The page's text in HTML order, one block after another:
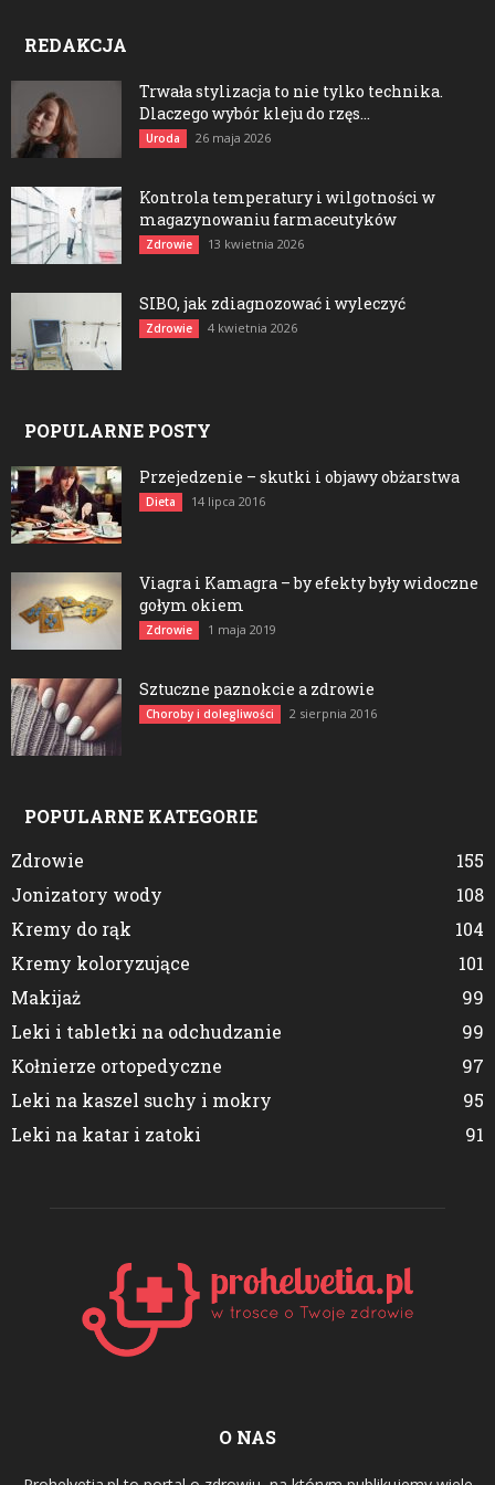
REDAKCJA
Trwała stylizacja to nie tylko technika.
Dlaczego wybór kleju do rzęs...
Uroda 26 maja 2026
Kontrola temperatury i wilgotności w
magazynowaniu farmaceutyków
Zdrowie 13 kwietnia 2026
SIBO, jak zdiagnozować i wyleczyć
Zdrowie 4 kwietnia 2026
POPULARNE POSTY
Przejedzenie – skutki i objawy obżarstwa
Dieta 14 lipca 2016
Viagra i Kamagra – by efekty były widoczne
gołym okiem
Zdrowie 1 maja 2019
Sztuczne paznokcie a zdrowie
Choroby i dolegliwości 2 sierpnia 2016
POPULARNE KATEGORIE
Zdrowie
155
Jonizatory wody
108
Kremy do rąk
104
Kremy koloryzujące
101
Makijaż
99
Leki i tabletki na odchudzanie
99
Kołnierze ortopedyczne
97
Leki na kaszel suchy i mokry
95
Leki na katar i zatoki
91
O NAS